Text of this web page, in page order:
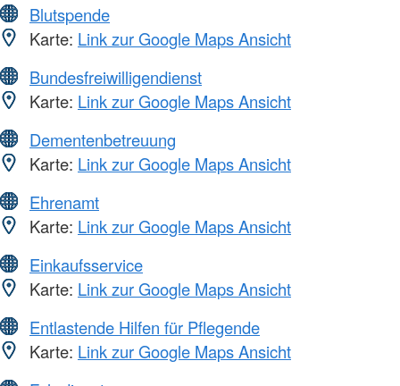
Blutspende
Karte: Link zur Google Maps Ansicht
Bundesfreiwilligendienst
Karte: Link zur Google Maps Ansicht
Dementenbetreuung
Karte: Link zur Google Maps Ansicht
Ehrenamt
Karte: Link zur Google Maps Ansicht
Einkaufsservice
Karte: Link zur Google Maps Ansicht
Entlastende Hilfen für Pflegende
Karte: Link zur Google Maps Ansicht